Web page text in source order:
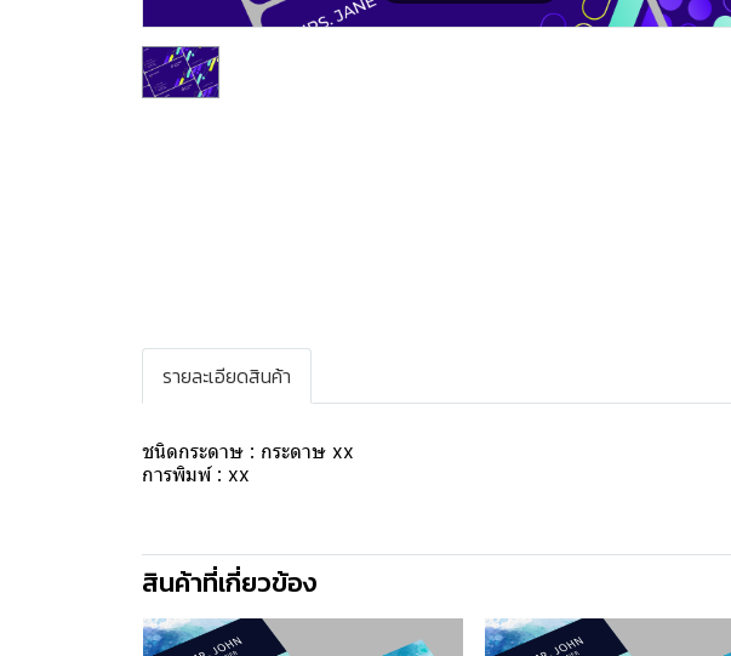
รายละเอียดสินค้า
ชนิดกระดาษ : กระดาษ xx
การพิมพ์ : xx
สินค้าที่เกี่ยวข้อง